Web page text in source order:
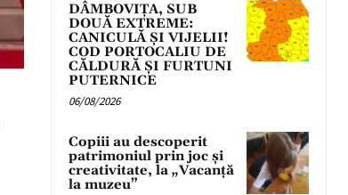
DÂMBOVIȚA, SUB
DOUĂ EXTREME:
CANICULĂ ȘI VIJELII!
COD PORTOCALIU DE
CĂLDURĂ ȘI FURTUNI
PUTERNICE
06/08/2026
Copiii au descoperit
patrimoniul prin joc și
creativitate, la „Vacanță
la muzeu”